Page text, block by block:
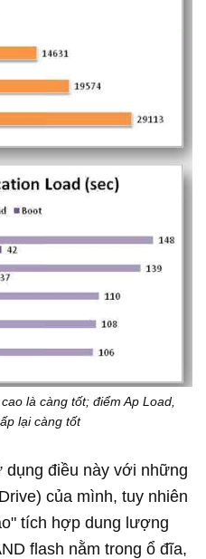
là càng tốt; điểm Ap Load,
lại càng tốt
dụng điều này với những
của mình, tuy nhiên
tích hợp dung lượng
flash nằm trong ổ đĩa,